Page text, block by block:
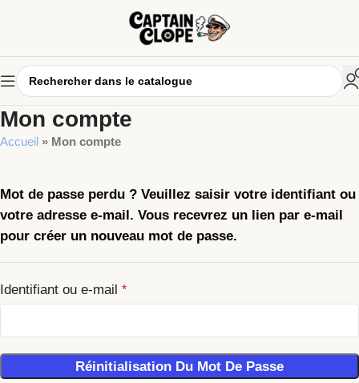
Mon compte
Accueil » Mon compte
Mot de passe perdu ? Veuillez saisir votre identifiant ou
votre adresse e-mail. Vous recevrez un lien par e-mail
pour créer un nouveau mot de passe.
Identifiant ou e-mail *
Réinitialisation Du Mot De Passe